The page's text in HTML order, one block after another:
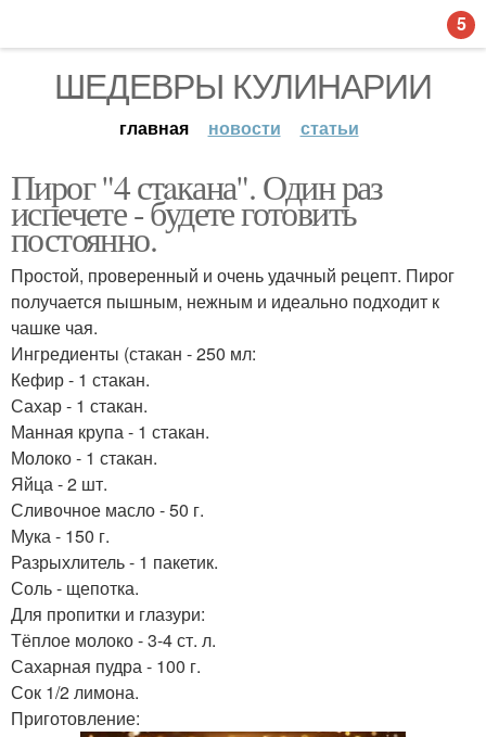
ШЕДЕВРЫ КУЛИНАРИИ
главная новости статьи
Пирог "4 стaкана". Один раз
испечете - будете готовить
постоянно.
Простой, проверенный и очень удачный рецепт. Пирог
получается пышным, нежным и идеально подходит к
чашке чая.
Ингредиенты (стакан - 250 мл:
Кефир - 1 стакан.
Сахар - 1 стакан.
Манная крупа - 1 стакан.
Молоко - 1 стакан.
Яйца - 2 шт.
Сливочное масло - 50 г.
Мука - 150 г.
Разрыхлитель - 1 пакетик.
Соль - щепотка.
Для пропитки и глазури:
Тёплое молоко - 3-4 ст. л.
Сахарная пудра - 100 г.
Сок 1/2 лимона.
Приготовление:
5